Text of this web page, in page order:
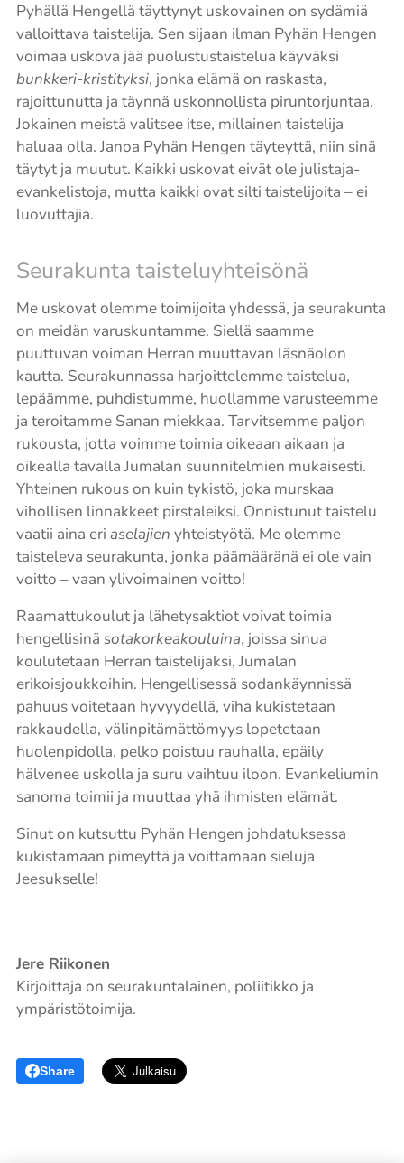
Pyhällä Hengellä täyttynyt uskovainen on sydämiä
valloittava taistelija. Sen sijaan ilman Pyhän Hengen
voimaa uskova jää puolustustaistelua käyväksi
bunkkeri-kristityksi, jonka elämä on raskasta,
rajoittunutta ja täynnä uskonnollista piruntorjuntaa.
Jokainen meistä valitsee itse, millainen taistelija
haluaa olla. Janoa Pyhän Hengen täyteyttä, niin sinä
täytyt ja muutut. Kaikki uskovat eivät ole julistaja-
evankelistoja, mutta kaikki ovat silti taistelijoita – ei
luovuttajia.
Seurakunta taisteluyhteisönä
Me uskovat olemme toimijoita yhdessä, ja seurakunta
on meidän varuskuntamme. Siellä saamme
puuttuvan voiman Herran muuttavan läsnäolon
kautta. Seurakunnassa harjoittelemme taistelua,
lepäämme, puhdistumme, huollamme varusteemme
ja teroitamme Sanan miekkaa. Tarvitsemme paljon
rukousta, jotta voimme toimia oikeaan aikaan ja
oikealla tavalla Jumalan suunnitelmien mukaisesti.
Yhteinen rukous on kuin tykistö, joka murskaa
vihollisen linnakkeet pirstaleiksi. Onnistunut taistelu
vaatii aina eri aselajien yhteistyötä. Me olemme
taisteleva seurakunta, jonka päämääränä ei ole vain
voitto – vaan ylivoimainen voitto!
Raamattukoulut ja lähetysaktiot voivat toimia
hengellisinä sotakorkeakouluina, joissa sinua
koulutetaan Herran taistelijaksi, Jumalan
erikoisjoukkoihin. Hengellisessä sodankäynnissä
pahuus voitetaan hyvyydellä, viha kukistetaan
rakkaudella, välinpitämättömyys lopetetaan
huolenpidolla, pelko poistuu rauhalla, epäily
hälvenee uskolla ja suru vaihtuu iloon. Evankeliumin
sanoma toimii ja muuttaa yhä ihmisten elämät.
Sinut on kutsuttu Pyhän Hengen johdatuksessa
kukistamaan pimeyttä ja voittamaan sieluja
Jeesukselle!
Jere Riikonen
Kirjoittaja on seurakuntalainen, poliitikko ja
ympäristötoimija.
Share